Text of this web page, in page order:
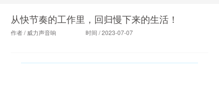
从快节奏的工作里，回归慢下来的生活！
作者 / 威力声音响 时间 / 2023-07-07